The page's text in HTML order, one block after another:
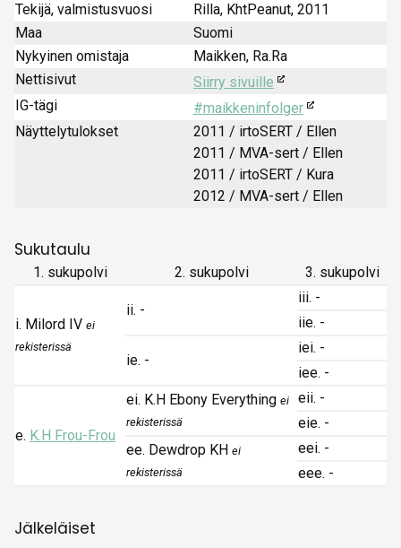
Tekijä, valmistusvuosi
Rilla, KhtPeanut, 2011
Maa
Suomi
Nykyinen omistaja
Maikken, Ra.Ra
Nettisivut
Siirry sivuille
IG-tägi
#maikkeninfolger
Näyttelytulokset
2011 / irtoSERT / Ellen
2011 / MVA-sert / Ellen
2011 / irtoSERT / Kura
2012 / MVA-sert / Ellen
Sukutaulu
1. sukupolvi 2. sukupolvi 3. sukupolvi
i. Milord IV ei
rekisterissä
ii. -
iii. -
iie. -
ie. -
iei. -
iee. -
e. K.H Frou-Frou
ei. K.H Ebony Everything ei
rekisterissä
eii. -
eie. -
ee. Dewdrop KH ei
rekisterissä
eei. -
eee. -
Jälkeläiset